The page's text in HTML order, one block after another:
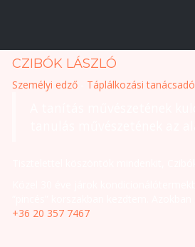
CZIBÓK LÁSZLÓ
Személyi edző Táplálkozási tanácsadó
+36 20 357 7467